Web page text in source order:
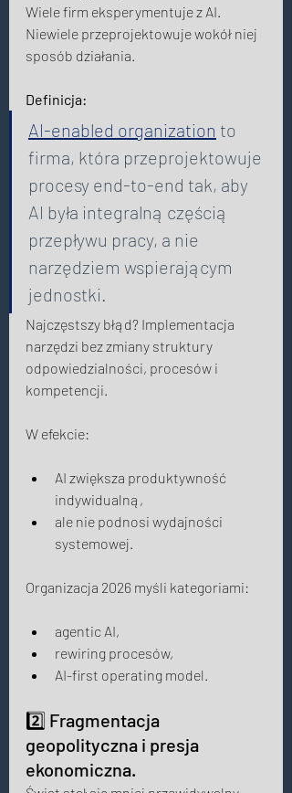
Wiele firm eksperymentuje z AI.
Niewiele przeprojektowuje wokół niej
sposób działania.
Definicja:
AI-enabled organization to
firma, która przeprojektowuje
procesy end-to-end tak, aby
AI była integralną częścią
przepływu pracy, a nie
narzędziem wspierającym
jednostki.
Najczęstszy błąd? Implementacja
narzędzi bez zmiany struktury
odpowiedzialności, procesów i
kompetencji.
W efekcie:
AI zwiększa produktywność
indywidualną,
ale nie podnosi wydajności
systemowej.
Organizacja 2026 myśli kategoriami:
agentic AI,
rewiring procesów,
AI-first operating model.
2️⃣ Fragmentacja
geopolityczna i presja
ekonomiczna.